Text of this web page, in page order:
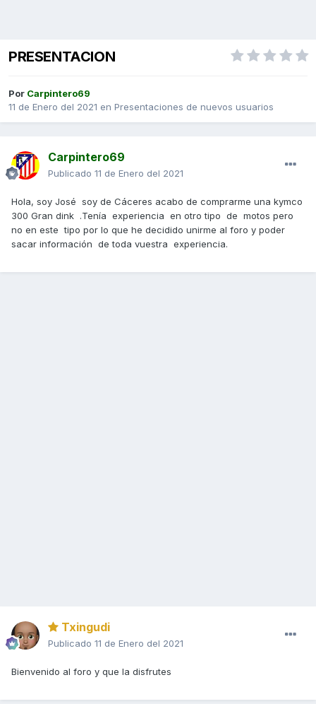
PRESENTACION
Por Carpintero69
11 de Enero del 2021 en Presentaciones de nuevos usuarios
Carpintero69
Publicado 11 de Enero del 2021
Hola, soy José soy de Cáceres acabo de comprarme una kymco
300 Gran dink .Tenía experiencia en otro tipo de motos pero
no en este tipo por lo que he decidido unirme al foro y poder
sacar información de toda vuestra experiencia.
Txingudi
Publicado 11 de Enero del 2021
Bienvenido al foro y que la disfrutes